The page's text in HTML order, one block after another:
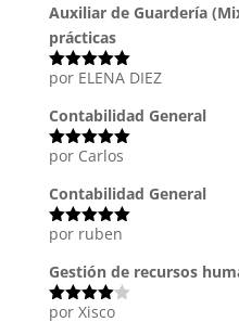
Auxiliar de Guardería
prácticas
Valorado
por ELENA DIEZ
Contabilidad General
Valorado
por Carlos
Contabilidad General
Valorado
por ruben
Gestión de recursos
Valorado
por Xisco